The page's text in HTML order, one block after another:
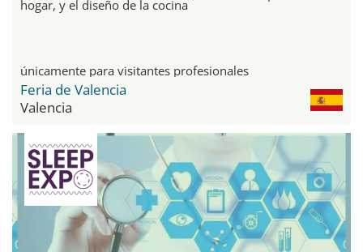
hogar, y el diseño de la cocina
únicamente para visitantes profesionales
Feria de Valencia
Valencia